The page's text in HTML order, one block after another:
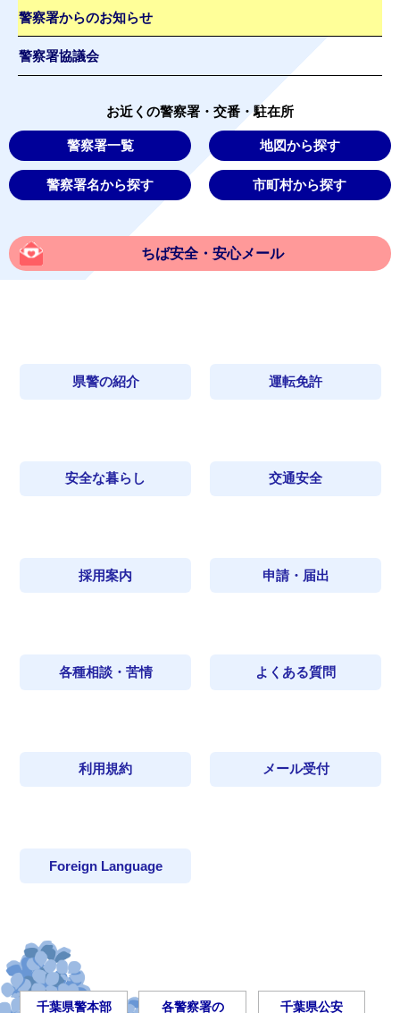
警察署からのお知らせ
警察署協議会
お近くの警察署・交番・駐在所
警察署一覧 地図から探す
警察署名から探す 市町村から探す
ちば安全・安心メール
県警の紹介 運転免許
安全な暮らし 交通安全
採用案内 申請・届出
各種相談・苦情 よくある質問
利用規約 メール受付
Foreign Language
千葉県警本部 各警察署の 千葉県公安